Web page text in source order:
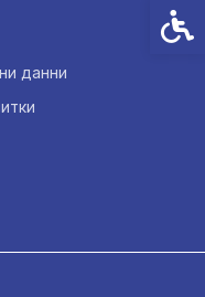
данни